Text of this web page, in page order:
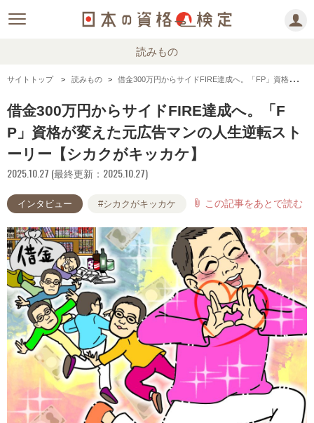
読みもの
サイトトップ 読みもの 借金300万円からサイドFIRE達成へ。「FP」資格が変えた元広告マンの人生逆転ストーリー【シカクがキッカケ】
借金300万円からサイドFIRE達成へ。「F
P」資格が変えた元広告マンの人生逆転スト
ーリー【シカクがキッカケ】
2025.10.27 (最終更新：2025.10.27)
インタビュー #シカクがキッカケ attach_file この記事をあとで読む